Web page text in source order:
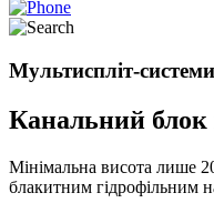
Мультиспліт-системи
Канальний
Мінімальна висота лише
блакитним гідрофільним